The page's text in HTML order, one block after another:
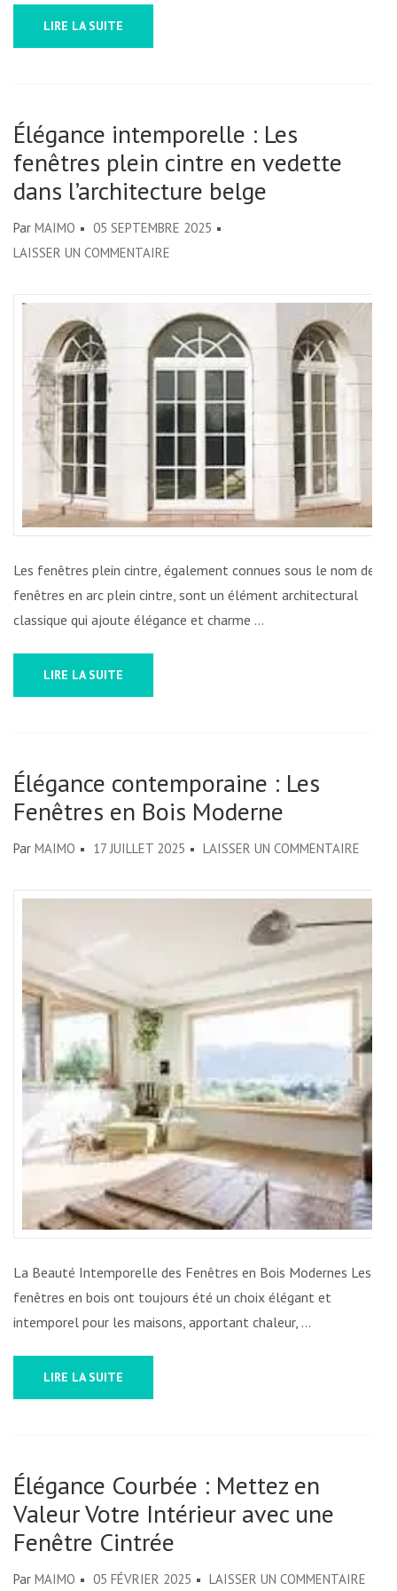
LIRE LA SUITE
Élégance intemporelle : Les
fenêtres plein cintre en vedette
dans l’architecture belge
Par MAIMO
05 SEPTEMBRE 2025
LAISSER UN COMMENTAIRE
:
LES
FENÊTRES
PLEIN
CINTRE
VEDETTE
DANS
L’ARCHITECTURE
Les fenêtres plein cintre, également connues sous le nom de
fenêtres en arc plein cintre, sont un élément architectural
classique qui ajoute élégance et charme …
LIRE LA SUITE
Élégance contemporaine : Les
Fenêtres en Bois Moderne
Par MAIMO 17 JUILLET 2025 LAISSER UN COMMENTAIRE
:
BOIS
La Beauté Intemporelle des Fenêtres en Bois Modernes Les
fenêtres en bois ont toujours été un choix élégant et
intemporel pour les maisons, apportant chaleur, …
LIRE LA SUITE
Élégance Courbée : Mettez en
Valeur Votre Intérieur avec une
Fenêtre Cintrée
Par MAIMO 05 FÉVRIER 2025 LAISSER UN COMMENTAIRE